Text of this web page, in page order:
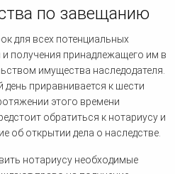
по завещанию
для всех потенциальных
и получения принадлежащего им в
имущества наследодателя.
приравнивается к шести
этого времени
обратиться к нотариусу и
об открытии дела о наследстве.
нотариусу необходимые